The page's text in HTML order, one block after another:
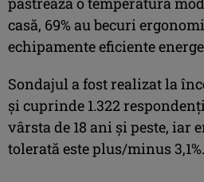
casă, 69% au becuri
echipamente eficiente
Sondajul a fost realizat la
şi cuprinde 1.322
vârsta de 18 ani şi peste, iar
tolerată este plus/minus 3,1%.